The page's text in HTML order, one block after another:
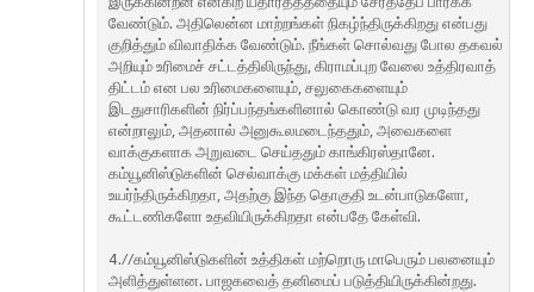
வேண்டும். அதிலென்ன மாற்றங்கள் நிகழ்ந்திருக்கிறது என்பது
குறித்தும் விவாதிக்க வேண்டும். நீங்கள் சொல்வது போல தகவல்
அறியும் உரிமைச் சட்டத்திலிருந்து, கிராமப்புற வேலை உத்திரவாத்
திட்டம் என பல உரிமைகளையும், சலுகைகளையும்
இடதுசாரிகளின் நிர்ப்பந்தங்களினால் கொண்டு வர முடிந்தது
என்றாலும், அதனால் அனுகூலமடைந்ததும், அவைகளை
வாக்குகளாக அறுவடை செய்ததும் காங்கிரஸ்தானே.
கம்யூனிஸ்டுகளின் செல்வாக்கு மக்கள் மத்தியில்
உயர்ந்திருக்கிறதா, அதற்கு இந்த தொகுதி உடன்பாடுகளோ,
கூட்டணிகளோ உதவியிருக்கிறதா என்பதே கேள்வி.
4.//கம்யூனிஸ்டுகளின் உத்திகள் மற்றொரு மாபெரும் பலனையும்
அளித்துள்ளன. பாஜகவைத் தனிமைப் படுத்தியிருக்கின்றது.